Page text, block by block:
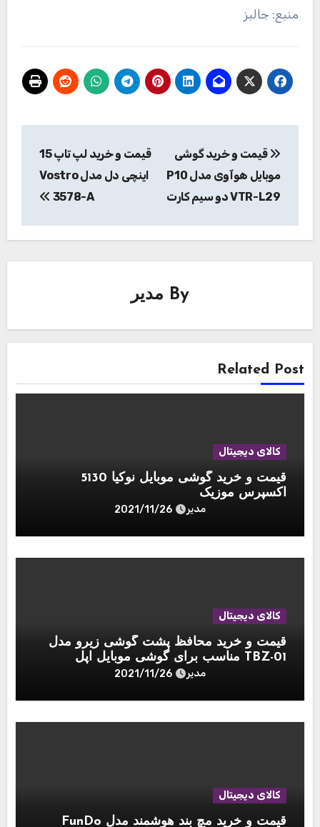
منبع: جالبز
نوشته
قیمت و خرید گوشی
موبایل هوآوی مدل P10
VTR-L29 دو سیم کارت
قیمت و خرید لپ تاپ 15
اینچی دل مدل Vostro
3578-A
By مدیر
Related Post
کالای دیجیتال
قیمت و خرید گوشی موبایل نوکیا 5130
اکسپرس موزیک
مدیر 2021/11/26
کالای دیجیتال
قیمت و خرید محافظ پشت گوشی زیرو مدل
TBZ-01 مناسب برای گوشی موبایل اپل
مدیر 2021/11/26
کالای دیجیتال
قیمت و خرید مچ بند هوشمند مدل FunDo